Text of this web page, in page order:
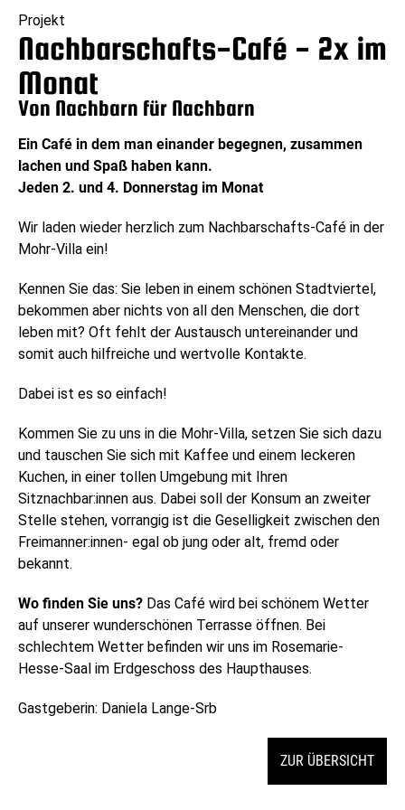
Projekt
Nachbarschafts-Café - 2x im
Monat
Von Nachbarn für Nachbarn
Ein Café in dem man einander begegnen, zusammen
lachen und Spaß haben kann.
Jeden 2. und 4. Donnerstag im Monat
Wir laden wieder herzlich zum Nachbarschafts-Café in der
Mohr-Villa ein!
Kennen Sie das: Sie leben in einem schönen Stadtviertel,
bekommen aber nichts von all den Menschen, die dort
leben mit? Oft fehlt der Austausch untereinander und
somit auch hilfreiche und wertvolle Kontakte.
Dabei ist es so einfach!
Kommen Sie zu uns in die Mohr-Villa, setzen Sie sich dazu
und tauschen Sie sich mit Kaffee und einem leckeren
Kuchen, in einer tollen Umgebung mit Ihren
Sitznachbar:innen aus. Dabei soll der Konsum an zweiter
Stelle stehen, vorrangig ist die Geselligkeit zwischen den
Freimanner:innen- egal ob jung oder alt, fremd oder
bekannt.
Wo finden Sie uns? Das Café wird bei schönem Wetter
auf unserer wunderschönen Terrasse öffnen. Bei
schlechtem Wetter befinden wir uns im Rosemarie-
Hesse-Saal im Erdgeschoss des Haupthauses.
Gastgeberin: Daniela Lange-Srb
ZUR ÜBERSICHT